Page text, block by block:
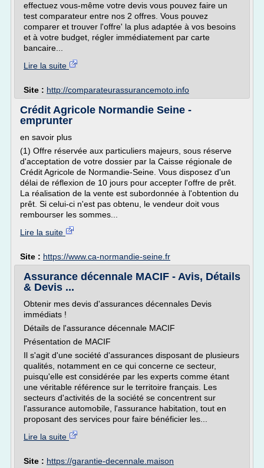
effectuez vous-même votre devis vous pouvez faire un
test comparateur entre nos 2 offres. Vous pouvez
comparer et trouver l'offre' la plus adaptée à vos besoins
et à votre budget, régler immédiatement par carte
bancaire...
Lire la suite
Site : http://comparateurassurancemoto.info
Crédit Agricole Normandie Seine -
emprunter
en savoir plus
(1) Offre réservée aux particuliers majeurs, sous réserve
d'acceptation de votre dossier par la Caisse régionale de
Crédit Agricole de Normandie-Seine. Vous disposez d'un
délai de réflexion de 10 jours pour accepter l'offre de prêt.
La réalisation de la vente est subordonnée à l'obtention du
prêt. Si celui-ci n'est pas obtenu, le vendeur doit vous
rembourser les sommes...
Lire la suite
Site : https://www.ca-normandie-seine.fr
Assurance décennale MACIF - Avis, Détails
& Devis ...
Obtenir mes devis d'assurances décennales Devis
immédiats !
Détails de l'assurance décennale MACIF
Présentation de MACIF
Il s'agit d'une société d'assurances disposant de plusieurs
qualités, notamment en ce qui concerne ce secteur,
puisqu'elle est considérée par les experts comme étant
une véritable référence sur le territoire français. Les
secteurs d'activités de la société se concentrent sur
l'assurance automobile, l'assurance habitation, tout en
proposant des services pour faire bénéficier les...
Lire la suite
Site : https://garantie-decennale.maison